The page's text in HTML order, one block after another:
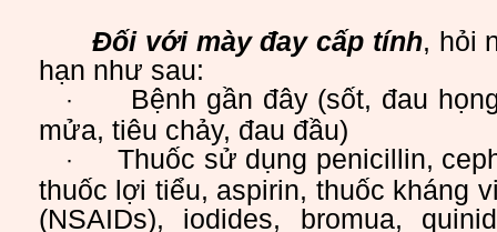
Đối với mày đay cấp tính, hỏi
hạn như sau:
·
Bệnh gần đây (sốt, đau
mửa, tiêu chảy, đau đầu)
·
Thuốc sử dụng penicillin,
thuốc lợi tiểu, aspirin, thuốc kháng
(NSAIDs), iodides, bromua,